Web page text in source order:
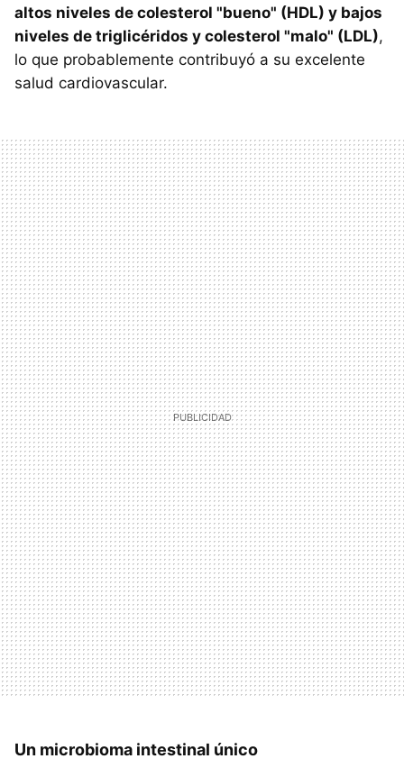
altos niveles de colesterol "bueno" (HDL) y bajos
niveles de triglicéridos y colesterol "malo" (LDL),
lo que probablemente contribuyó a su excelente
salud cardiovascular.
Un microbioma intestinal único